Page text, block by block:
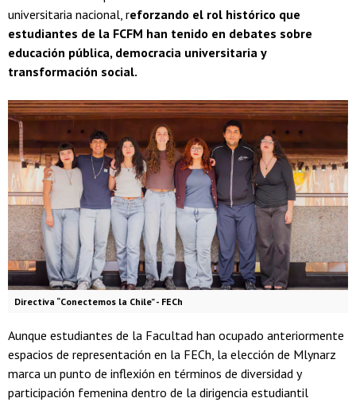
universitaria nacional, reforzando el rol histórico que
estudiantes de la FCFM han tenido en debates sobre
educación pública, democracia universitaria y
transformación social.
Directiva “Conectemos la Chile” - FECh
Aunque estudiantes de la Facultad han ocupado anteriormente
espacios de representación en la FECh, la elección de Mlynarz
marca un punto de inflexión en términos de diversidad y
participación femenina dentro de la dirigencia estudiantil